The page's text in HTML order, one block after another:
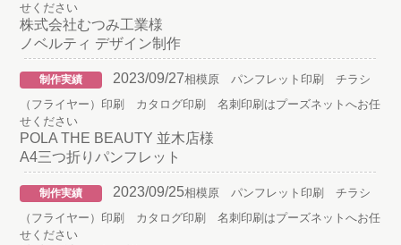
せください
株式会社むつみ工業様
ノベルティ デザイン制作
制作実績 2023/09/27相模原 パンフレット印刷 チラシ
（フライヤー）印刷 カタログ印刷 名刺印刷はプーズネットへお任
せください
POLA THE BEAUTY 並木店様
A4三つ折りパンフレット
制作実績 2023/09/25相模原 パンフレット印刷 チラシ
（フライヤー）印刷 カタログ印刷 名刺印刷はプーズネットへお任
せください